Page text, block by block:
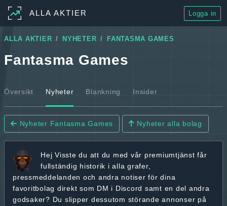
ALLA AKTIER Logga in
ALLA AKTIER NYHETER FANTASMA GAMES
Fantasma Games
Översikt Nyheter Blankning Insider
Nyheter Fantasma Games Nyheter alla bolag
Hej Visste du att du med vår premiumtjänst får
fullständig historik i alla grafer,
pressmeddelanden och andra notiser för dina
favoritbolag direkt som DM i Discord samt en del andra
godsaker? Du slipper dessutom störande annonser på